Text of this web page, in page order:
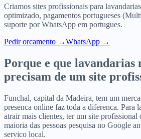
Criamos sites profissionais para lavandarias
optimizado, pagamentos portugueses
suporte por WhatsApp em portugues.
Pedir orcamento →WhatsApp →
Porque e que lavandarias
precisam de um site
Funchal, capital da Madeira, tem um
presenca online faz toda a diferenca. Para
atrair mais clientes, ter um site
maioria das pessoas pesquisa no Google
servico local.